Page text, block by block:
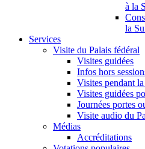
à la
la
Services
Visite du Palais fédéral
Visites guidées
Infos hors
Visites pendant la
Visites guidées
Journées portes
Visite audio du
Médias
Accréditations